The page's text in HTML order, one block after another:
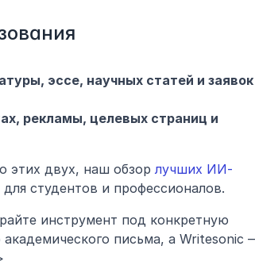
эссе, научных статей и заявок
рекламы, целевых страниц и
этих двух, наш обзор лучших ИИ-
студентов и профессионалов.
инструмент под конкретную
академического письма, а Writesonic